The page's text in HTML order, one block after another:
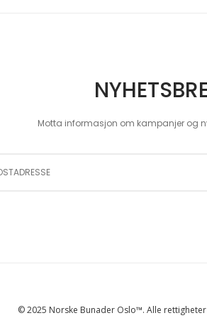
Motta informasjon om kampanjer og
© 2025 Norske Bunader Oslo™. Alle